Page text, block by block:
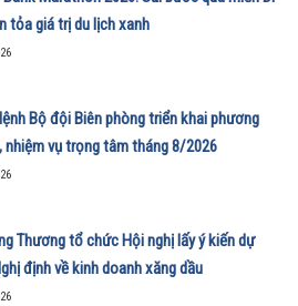
tỏa giá trị du lịch xanh
Bộ đội Biên phòng triển khai phương
nhiệm vụ trọng tâm tháng 8/2026
Thương tổ chức Hội nghị lấy ý kiến dự
định về kinh doanh xăng dầu